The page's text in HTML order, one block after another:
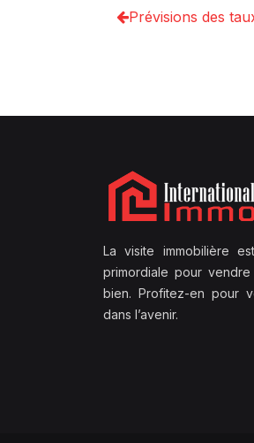
Prévisions des
La visite immobilière
primordiale pour
bien. Profitez-en pour
dans l’avenir.